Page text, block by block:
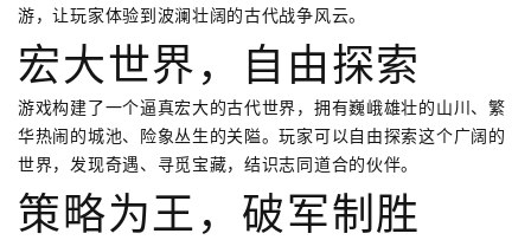
游，让玩家体验到波澜壮阔的古代战争风云。
宏大世界，自由探索
游戏构建了一个逼真宏大的古代世界，拥有巍峨雄壮的山川、繁
华热闹的城池、险象丛生的关隘。玩家可以自由探索这个广阔的
世界，发现奇遇、寻觅宝藏，结识志同道合的伙伴。
策略为王，破军制胜